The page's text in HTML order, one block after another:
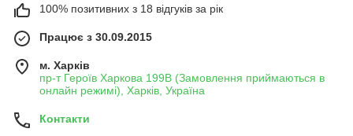
100% позитивних з 18 відгуків за рік
Працює з 30.09.2015
м. Харків
пр-т Героїв Харкова 199B (Замовлення приймаються в
онлайн режимі), Харків, Україна
Контакти